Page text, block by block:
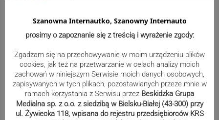
Bracia Szejowie ruszają po kolejne
wystartują w Rajdzie Rzeszowskim
80-lecie Soły Kobiernice. Będzie się
działo! SZCZEGÓŁOWY PROGRAM
Szanowna Internautko, Szanowny Internauto
prosimy o zapoznanie się z treścią i wyrażenie zgody:
Zgadzam się na przechowywanie w moim urządzeniu plików
cookies, jak też na przetwarzanie w celach analizy moich
zachowań w niniejszym Serwisie moich danych osobowych,
zapisywanych w tych plikach, pozostawianych przeze mnie w
ramach korzystania z Serwisu przez Beskidzka Grupa
Medialna sp. z o.o. z siedzibą w Bielsku-Białej (43-300) przy
ul. Żywiecka 118, wpisana do rejestru przedsiębiorców KRS